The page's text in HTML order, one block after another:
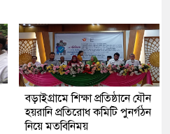
বড়াইগ্রামে শিক্ষা প্রতিষ্ঠানে যৌন
হয়রানি প্রতিরোধ কমিটি পুনর্গঠন
নিয়ে মতবিনিময়